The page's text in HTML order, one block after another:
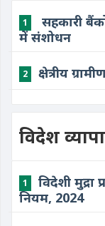
1
सहकारी
में संशोधन
2 क्षेत्रीय
विदेश
1
विदेशी
नियम, 2024